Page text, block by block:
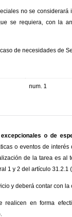
no se
se requiera, con la
de necesidades de
num. 1
o de
o eventos de
de la tarea es
1 y 2 del artículo 31.2.1
y deberá contar con
realicen en forma